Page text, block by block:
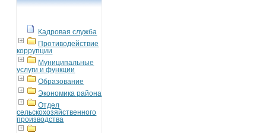
Кадровая служба
Противодействие
коррупции
Муниципальные
услуги и функции
Образование
Экономика района
Отдел
сельскохозяйственного
производства